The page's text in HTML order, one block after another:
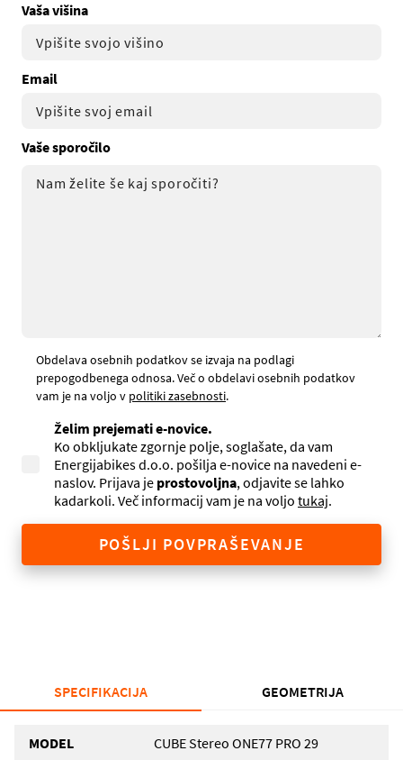
Vaša višina
Email
Vaše sporočilo
Obdelava osebnih podatkov se izvaja na podlagi
prepogodbenega odnosa. Več o obdelavi osebnih podatkov
vam je na voljo v politiki zasebnosti.
Želim prejemati e-novice.
Ko obkljukate zgornje polje, soglašate, da vam
Energijabikes d.o.o. pošilja e-novice na navedeni e-
naslov. Prijava je prostovoljna, odjavite se lahko
kadarkoli. Več informacij vam je na voljo tukaj.
POŠLJI POVPRAŠEVANJE
SPECIFIKACIJA GEOMETRIJA
MODEL CUBE Stereo ONE77 PRO 29